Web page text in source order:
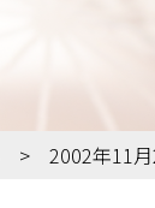
2002年11